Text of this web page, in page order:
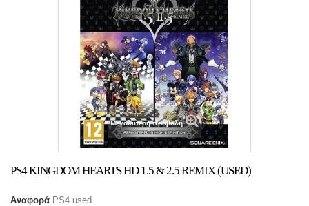
Μεγαλύτερη προβολή
PS4 KINGDOM HEARTS HD 1.5 & 2.5 REMIX (USED)
Αναφορά PS4 used